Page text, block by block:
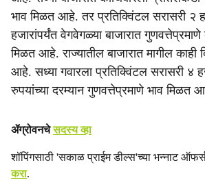
a
r
e
भाव मिळत आहे. तर प्रतिक्विंटल सरासरी २
हजारांपर्यंत वेगवेगळ्या बाजारात गुणवत्तेप्रमाणे
मिळत आहे. राज्यातील बाजारात मागील काही
आहे. सध्या गवारला प्रतिक्विंटल सरासरी ४
रुपयांच्या दरम्यान गुणवत्तेप्रमाणे भाव मिळत
ॲग्रोवनचेसदस्य व्हा
शॉपिंगसाठी 'सकाळ प्राईम डील्स'च्या भन्नाट
करा.